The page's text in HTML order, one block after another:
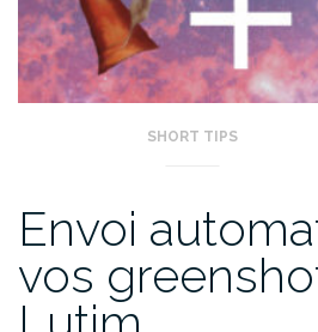
SHORT TIPS
Envoi
vos